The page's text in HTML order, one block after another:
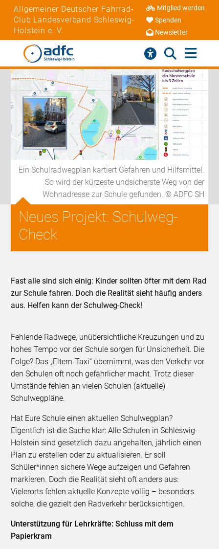
Allgemeiner Deutscher Fahrrad-
Club Landesverband Schleswig-
Holstein e. V.
Mitglied werden
Spenden
Newsletter
Ein Schulradwegplan kartiert Gefahren und Hilfsmittel.
So wird der kürzeste undsicherste Weg von der
Wohnadresse zur Schule gefunden. © ADFC SH
Neues Projekt: Schulweg-
Check
Fast alle sind sich einig: Kinder sollten öfter mit dem Rad
zur Schule fahren. Doch die Realität sieht häufig anders
aus. Helfen kann der Schulweg-Check!
Fehlende Radwege, unübersichtliche Kreuzungen und zu
hohes Tempo vor der Schule sorgen für Unsicherheit. Die
Folge? Das „Eltern-Taxi“ übernimmt, was den Verkehr vor
den Schulen oft noch gefährlicher macht. Trotz dieser
Umstände fehlen an vielen Schulen (aktuelle)
Schulwegpläne.
Hat Eure Schule einen aktuellen Schulwegplan?
Eigentlich ist die Sache klar: Alle Schulen in Schleswig-
Holstein sind gesetzlich dazu angehalten, jährlich einen
Plan zu erstellen oder zu aktualisieren. Er soll
Schüler*innen sichere Wege aufzeigen und Gefahren
markieren. Doch die Realität sieht oft anders aus:
Vielerorts fehlen aktuelle Konzepte völlig – besonders
solche, die gezielt den Radverkehr berücksichtigen.
Unterstützung für Lehrkräfte: Schluss mit dem
Papierkram